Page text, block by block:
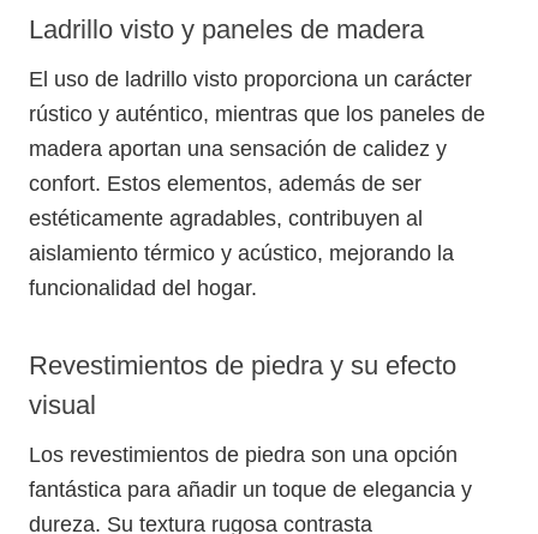
Ladrillo visto y paneles de madera
El uso de ladrillo visto proporciona un carácter
rústico y auténtico, mientras que los paneles de
madera aportan una sensación de calidez y
confort. Estos elementos, además de ser
estéticamente agradables, contribuyen al
aislamiento térmico y acústico, mejorando la
funcionalidad del hogar.
Revestimientos de piedra y su efecto
visual
Los revestimientos de piedra son una opción
fantástica para añadir un toque de elegancia y
dureza. Su textura rugosa contrasta